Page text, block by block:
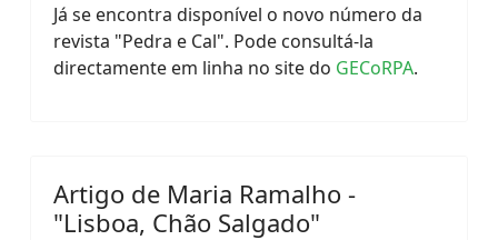
Já se encontra disponível o novo número da
revista "Pedra e Cal". Pode consultá-la
directamente em linha no site do GECoRPA.
Artigo de Maria Ramalho -
"Lisboa, Chão Salgado"